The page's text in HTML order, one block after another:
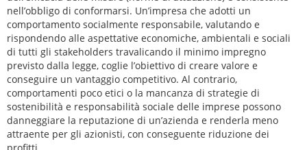
nell’obbligo di conformarsi. Un’impresa che adotti un
comportamento socialmente responsabile, valutando e
rispondendo alle aspettative economiche, ambientali e sociali
di tutti gli stakeholders travalicando il minimo impregno
previsto dalla legge, coglie l’obiettivo di creare valore e
conseguire un vantaggio competitivo. Al contrario,
comportamenti poco etici o la mancanza di strategie di
sostenibilità e responsabilità sociale delle imprese possono
danneggiare la reputazione di un’azienda e renderla meno
attraente per gli azionisti, con conseguente riduzione dei